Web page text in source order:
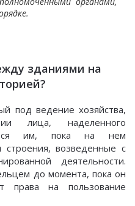
зданиями на
под ведение хозяйства,
лица, наделенного
им, пока на нем
строения, возведенные с
деятельности.
до момента, пока он
права на пользование